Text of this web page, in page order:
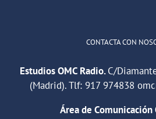
CONTACTA CON
Estudios OMC Radio.C/
(Madrid). Tlf: 917 974838
Área de Comunicación